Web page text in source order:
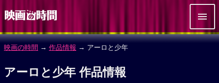
映画の時間 → 作品情報 → アーロと少年
アーロと少年 作品情報